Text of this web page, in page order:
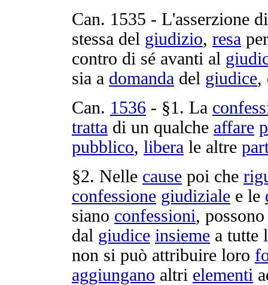
Can. 1535 - L'asserzione
stessa del giudizio, resa
contro di sé avanti al
sia a domanda del giudice,
Can. 1536 - §1. La
tratta di un qualche affare
pubblico, libera le altre
§2. Nelle cause poi che
confessione giudiziale e le
siano confessioni,
dal giudice insieme a tutte
non si può attribuire loro
aggiungano altri elementi